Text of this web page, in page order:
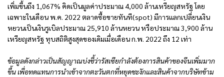
เพิ่มขึ้นถึง 1,067% คิดเป็นมูลค่าประมาณ 4,000 ล้านเหรียญสหรัฐ โดย
เฉพาะในเดือน พ.ค. 2022 ตลาดซื้อขายทันที(spot) มีการแลกเปลี่ยนเงิน
หยวนเป็นเงินรูเบิลประมาณ 25,910 ล้านหยวน หรือประมาณ 3,900 ล้าน
เหรียญสหรัฐ ทุบสถิติสูงสุดของเดิมเมื่อเดือน ก.พ. 2022 ถึง 12 เท่า
ข้อมูลดังกล่าวเป็นสัญญาณบ่งชี้ว่ารัสเซียกำลังต้องการสินค้าของจีนเพิ่มมาก
ขึ้น เพื่อทดแทนการนำเข้าจากตะวันตกที่หยุดชะงักและสินค้าจากบริษัทข้าม